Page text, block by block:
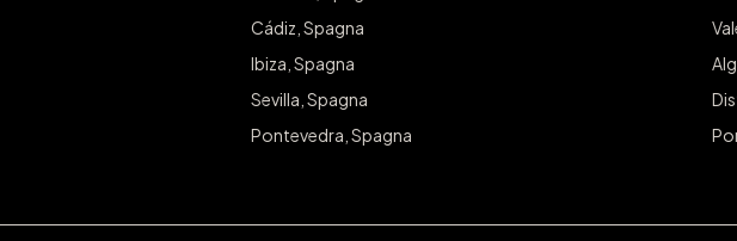
Cádiz, Spagna
Ibiza, Spagna
Sevilla, Spagna
Pontevedra, Spagna